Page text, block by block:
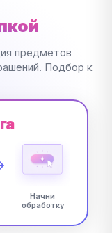
предметов
Подбор к
Начни
обработку